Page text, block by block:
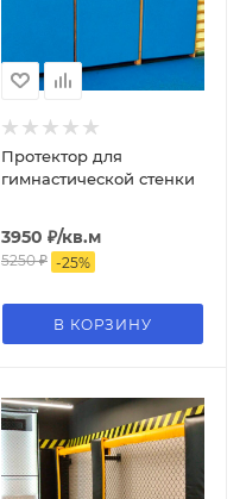
Протектор для
гимнастической стенки
3950 ₽/кв.м
5250₽ -25%
В КОРЗИНУ